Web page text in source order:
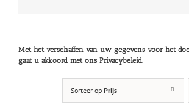
Met het verschaffen van uw gegevens voor het
gaat u akkoord met ons Privacybeleid.
Sorteer op Prijs